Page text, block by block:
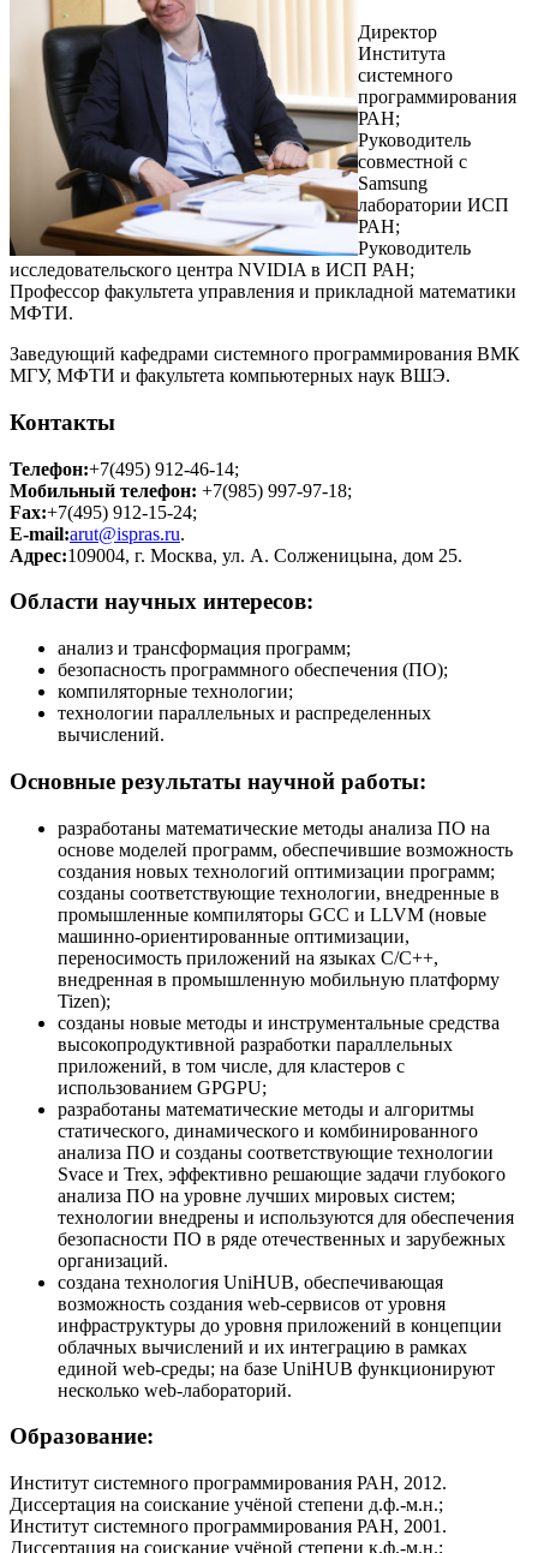
Директор
Института
системного
программирования
РАН;
Руководитель
совместной с
Samsung
лаборатории ИСП
РАН;
Руководитель
исследовательского центра NVIDIA в ИСП РАН;
Профессор факультета управления и прикладной математики
МФТИ.
Заведующий кафедрами системного программирования ВМК
МГУ, МФТИ и факультета компьютерных наук ВШЭ.
Контакты
Телефон:+7(495) 912-46-14;
Мобильный телефон: +7(985) 997-97-18;
Fax:+7(495) 912-15-24;
E-mail:arut@ispras.ru.
Адрес:109004, г. Москва, ул. А. Солженицына, дом 25.
Области научных интересов:
анализ и трансформация программ;
безопасность программного обеспечения (ПО);
компиляторные технологии;
технологии параллельных и распределенных
вычислений.
Основные результаты научной работы:
разработаны математические методы анализа ПО на
основе моделей программ, обеспечившие возможность
создания новых технологий оптимизации программ;
созданы соответствующие технологии, внедренные в
промышленные компиляторы GCC и LLVM (новые
машинно-ориентированные оптимизации,
переносимость приложений на языках С/С++,
внедренная в промышленную мобильную платформу
Tizen);
созданы новые методы и инструментальные средства
высокопродуктивной разработки параллельных
приложений, в том числе, для кластеров с
использованием GPGPU;
разработаны математические методы и алгоритмы
статического, динамического и комбинированного
анализа ПО и созданы соответствующие технологии
Svace и Trex, эффективно решающие задачи глубокого
анализа ПО на уровне лучших мировых систем;
технологии внедрены и используются для обеспечения
безопасности ПО в ряде отечественных и зарубежных
организаций.
создана технология UniHUB, обеспечивающая
возможность создания web-сервисов от уровня
инфраструктуры до уровня приложений в концепции
облачных вычислений и их интеграцию в рамках
единой web-среды; на базе UniHUB функционируют
несколько web-лабораторий.
Образование:
Институт системного программирования РАН, 2012.
Диссертация на соискание учёной степени д.ф.-м.н.;
Институт системного программирования РАН, 2001.
Диссертация на соискание учёной степени к.ф.-м.н.;